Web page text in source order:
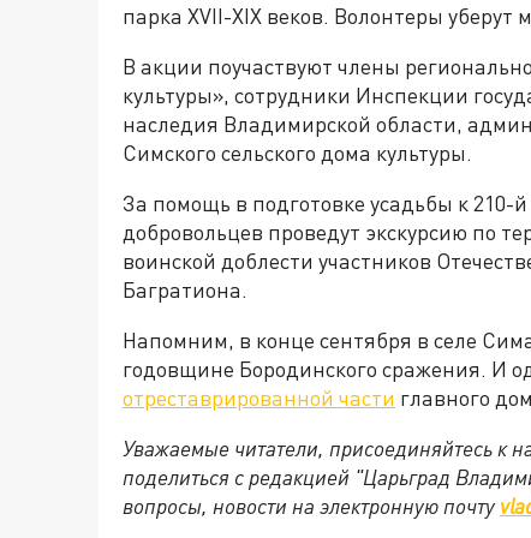
парка XVII-XIX веков. Волонтеры уберут
В акции поучаствуют члены
культуры», сотрудники Инспекции
наследия Владимирской области,
Симского сельского дома культуры.
За помощь в подготовке усадьбы к
добровольцев проведут экскурсию по
воинской доблести участников
Багратиона.
Напомним, в конце сентября в селе
годовщине Бородинского сражения. И
отреставрированной части главного
Уважаемые читатели, присоединяйтесь к
поделиться с редакцией "Царьград
вопросы, новости на электронную почту